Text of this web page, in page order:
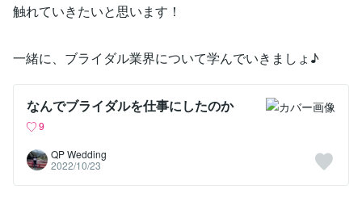
触れていきたいと思います！
一緒に、ブライダル業界について学んでいきましょ♪
なんでブライダルを仕事にしたのか
9
QP Wedding
2022/10/23